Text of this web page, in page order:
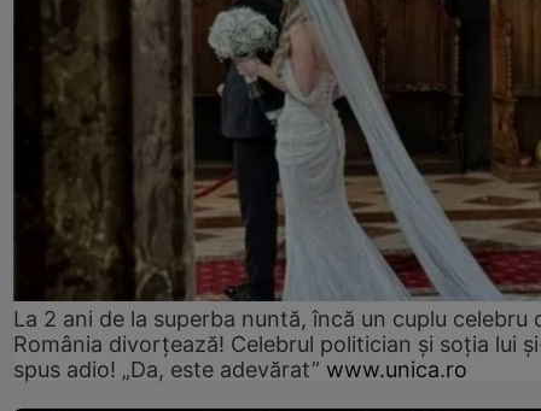
La 2 ani de la superba nuntă, încă un cuplu celebru
România divorțează! Celebrul politician și soția lui
spus adio! „Da, este adevărat” www.unica.ro